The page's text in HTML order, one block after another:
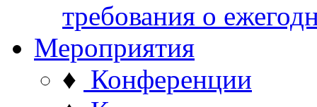
требования о
Мероприятия
♦ Конференции